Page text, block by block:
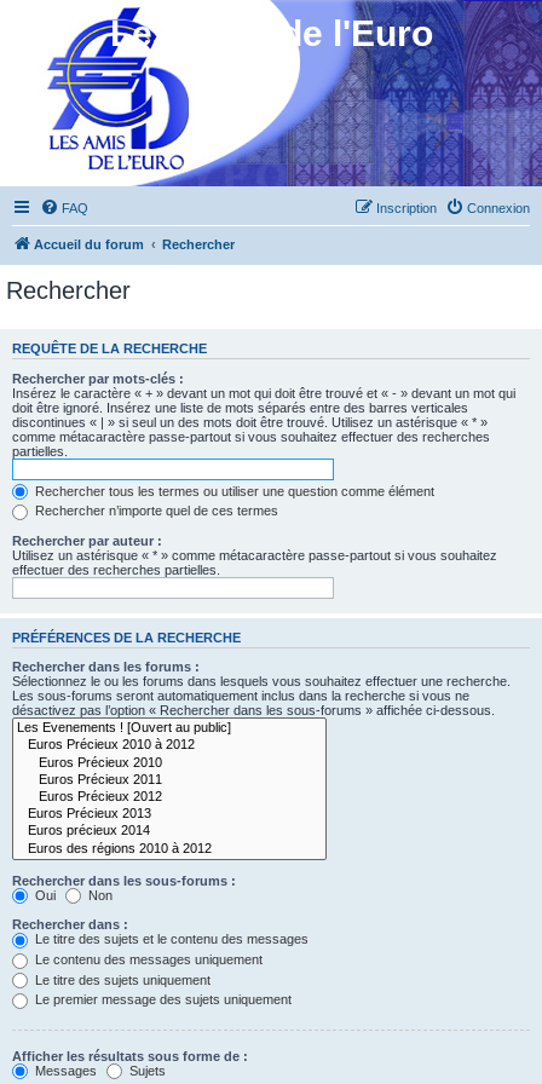
Les Amis de l'Euro
FAQ Connexion
Inscription
Accueil du forum Rechercher
Rechercher
REQUÊTE DE LA RECHERCHE
Rechercher par mots-clés :
Insérez le caractère « + » devant un mot qui doit être trouvé et « - » devant un mot qui
doit être ignoré. Insérez une liste de mots séparés entre des barres verticales
discontinues « | » si seul un des mots doit être trouvé. Utilisez un astérisque « * »
comme métacaractère passe-partout si vous souhaitez effectuer des recherches
partielles.
Rechercher tous les termes ou utiliser une question comme élément
Rechercher n’importe quel de ces termes
Rechercher par auteur :
Utilisez un astérisque « * » comme métacaractère passe-partout si vous souhaitez
effectuer des recherches partielles.
PRÉFÉRENCES DE LA RECHERCHE
Rechercher dans les forums :
Sélectionnez le ou les forums dans lesquels vous souhaitez effectuer une recherche.
Les sous-forums seront automatiquement inclus dans la recherche si vous ne
désactivez pas l’option « Rechercher dans les sous-forums » affichée ci-dessous.
Rechercher dans les sous-forums :
Oui
Non
Rechercher dans :
Le titre des sujets et le contenu des messages
Le contenu des messages uniquement
Le titre des sujets uniquement
Le premier message des sujets uniquement
Afficher les résultats sous forme de :
Messages
Sujets